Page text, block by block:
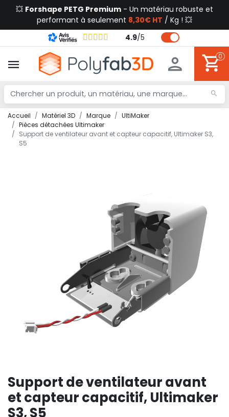
💥 Forshape PETG Premium - Un matériau robuste et
performant à seulement 8,30€ HT / Kg ! 💥
4.9/5
0
Accueil Matériel 3D Marque
UltiMaker
Pièces détachées Ultimaker
Support de ventilateur avant et capteur capacitif, Ultimaker S3,
S5
Support de ventilateur avant
et capteur capacitif, Ultimaker
S3, S5